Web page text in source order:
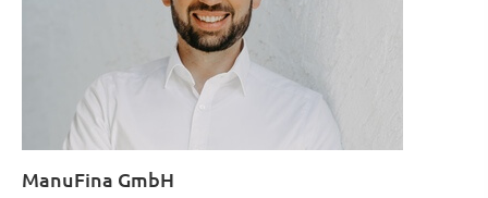
ManuFina GmbH